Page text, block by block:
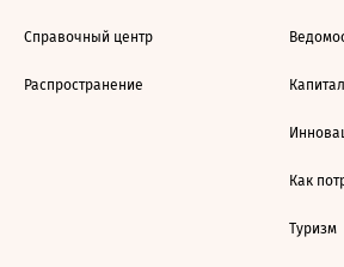
Справочный центр
Распространение Капитал
Как
Туризм